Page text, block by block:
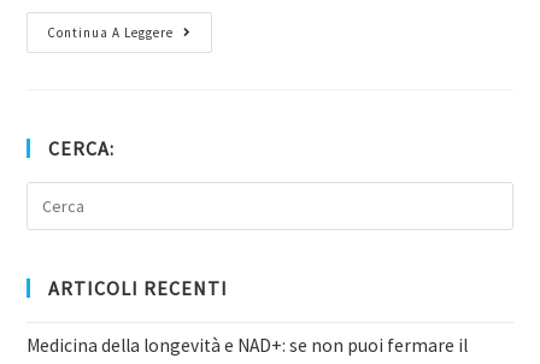
Continua A Leggere
CERCA:
ARTICOLI RECENTI
Medicina della longevità e NAD+: se non puoi fermare il